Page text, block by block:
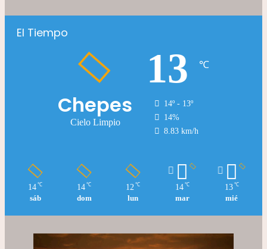
El Tiempo
Chepes
Cielo Limpio
13 ℃
14º - 13º
14%
8.83 km/h
14 ℃
sáb
14 ℃
dom
12 ℃
lun
14 ℃
mar
13 ℃
mié